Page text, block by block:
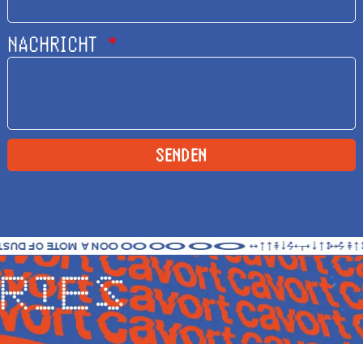
NACHRICHT
SENDEN